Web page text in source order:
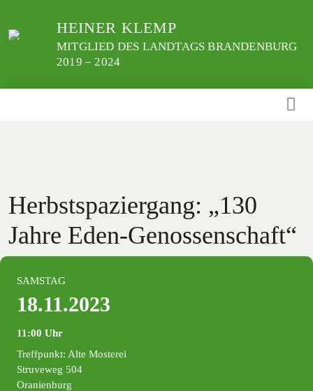
zum
HEINER KLEMP
MITGLIED DES LANDTAGS BRANDENBURG
2019 – 2024
Herbstspaziergang: „130
Jahre Eden-Genossenschaft“
SAMSTAG
18.11.2023
11:00 Uhr
Treffpunkt: Alte Mosterei
Struveweg 504
Oranienburg